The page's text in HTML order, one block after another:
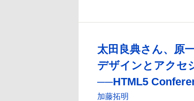
太田良典さん、原
デザインとアクセ
──HTML5
加藤拓明